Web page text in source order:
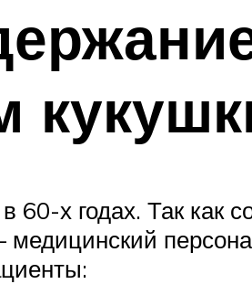
60-х годах. Так как